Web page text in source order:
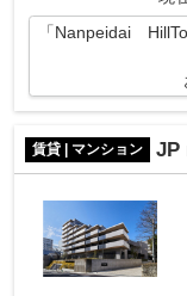
「Nanpeidai
賃貸 | マンション JP